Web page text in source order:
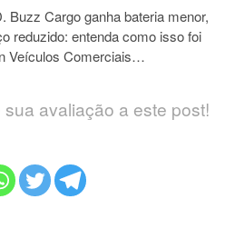
Buzz Cargo ganha bateria menor,
reduzido: entenda como isso foi
Veículos Comerciais…
sua avaliação a este post!